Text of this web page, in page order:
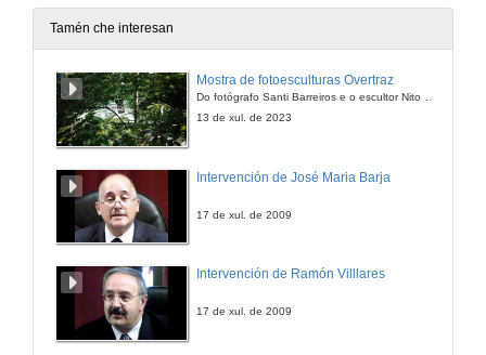
7 de out. de 2020
7 de out. de 2020
Conferencia
Tamén che interesan
Mostra de fotoesculturas Overtraz
13 de xul. de 2023
Intervención de José Maria Barja
17 de xul. de 2009
Intervención de Ramón Villlares
17 de xul. de 2009